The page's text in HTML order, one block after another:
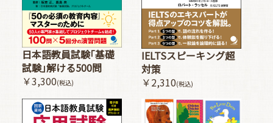
日本語教員試験｢基礎
試験｣解ける500問
￥3,300(税込)
IELTSスピーキング超
対策
￥2,310(税込)